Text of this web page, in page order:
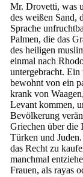
Mr. Drovetti, was
des weißen Sand,
Sprache
Palmen, die das
des heiligen
einmal nach
untergebracht.
bewohnt von ein
krank von
Levant kommen,
Bevölkerung
Griechen über die
Türken und
das Recht zu
manchmal
Frauen, als rayas